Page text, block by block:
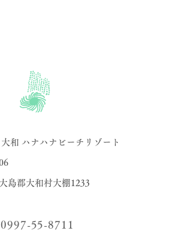
和 ハナハナビーチリゾート
島郡大和村大棚1233
0997-55-8711